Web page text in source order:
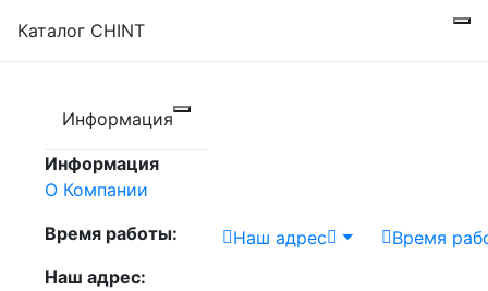
Каталог CHINT
Информация
Информация
О Компании
Время работы:
Наш адрес:
Наш адрес Время